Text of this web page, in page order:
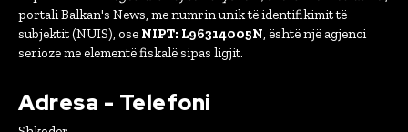
portali Balkan's News, me numrin unik të identifikimit të
subjektit (NUIS), ose NIPT: L96314005N, është një agjenci
serioze me elementë fiskalë sipas ligjit.
Adresa - Telefoni